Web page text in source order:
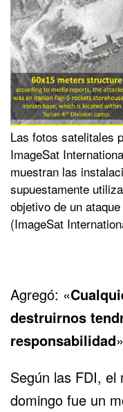
Las fotos satelitales
ImageSat
muestran las
supuestamente
objetivo de un
(ImageSat
Agregó: «
destruirnos
responsabilidad
Según las FDI, el
domingo fue un